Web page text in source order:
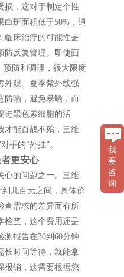
损，这对于制定个性
白斑面积低于50%，通
临床治疗的可能性是
防反复管理。即使面
预防和调理，很大限度
外观。夏季紫外线强
防晒，避免暴晒，而
进黑色素细胞的活
才能百战不殆，三维
手的“外挂”。
更安心
心的问题之一。三维
几百元之间，具体价
查需求的差异而有所
检查，这个费用还是
测报告在30到60分钟
长时间等待，就能拿
报销，这需要根据您
我
要
咨
询